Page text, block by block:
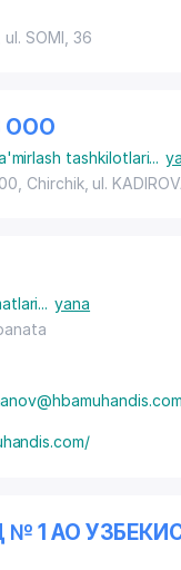
ul. SOMI , 36
ООО
tashkilotlari...
Chirchik, ul.
... yana
1 АО